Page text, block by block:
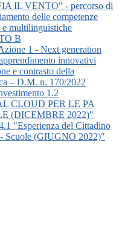
IL VENTO" - percorso di
delle competenze
multilinguistiche
B
1 - Next generation
innovativi
e contrasto della
– D.M. n. 170/2022
1.2
CLOUD PER LE PA
(DICEMBRE 2022)"
"Esperienza del Cittadino
Scuole (GIUGNO 2022)"